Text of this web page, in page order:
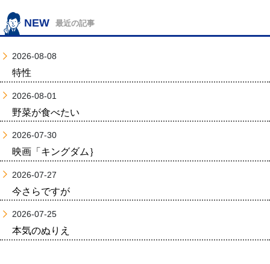
NEW 最近の記事
2026-08-08
特性
2026-08-01
野菜が食べたい
2026-07-30
映画「キングダム｝
2026-07-27
今さらですが
2026-07-25
本気のぬりえ